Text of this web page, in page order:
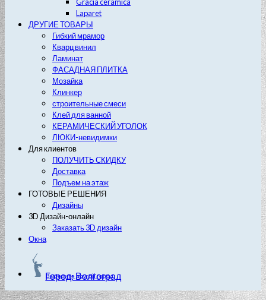
Laparet
ДРУГИЕ ТОВАРЫ
Гибкий мрамор
Кварц винил
Ламинат
ФАСАДНАЯ ПЛИТКА
Мозайка
Клинкер
строительные смеси
Клей для ванной
КЕРАМИЧЕСКИЙ УГОЛОК
ЛЮКИ-невидимки
Для клиентов
ПОЛУЧИТЬ СКИДКУ
Доставка
Подъем на этаж
ГОТОВЫЕ РЕШЕНИЯ
Дизайны
3D Дизайн-онлайн
Заказать 3D дизайн
Окна
Город: Волгоград
Выберите другой город